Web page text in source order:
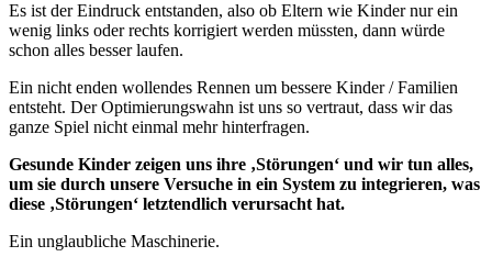
Es ist der Eindruck entstanden, also ob Eltern wie Kinder nur ein
wenig links oder rechts korrigiert werden müssten, dann würde
schon alles besser laufen.
Ein nicht enden wollendes Rennen um bessere Kinder / Familien
entsteht. Der Optimierungswahn ist uns so vertraut, dass wir das
ganze Spiel nicht einmal mehr hinterfragen.
Gesunde Kinder zeigen uns ihre ‚Störungen‘ und wir tun alles,
um sie durch unsere Versuche in ein System zu integrieren, was
diese ‚Störungen‘ letztendlich verursacht hat.
Ein unglaubliche Maschinerie.